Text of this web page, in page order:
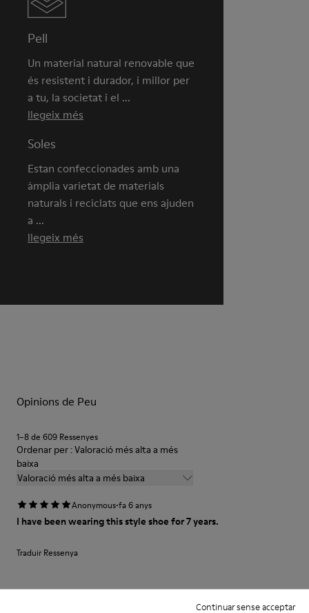
Continuar sense acceptar
Pell
Un material natural renovable que
és resistent i durador, i millor per
a tu, la societat i el ...
llegeix més
Soles
Estan confeccionades amb una
àmplia varietat de materials
naturals i reciclats que ens ajuden
a ...
llegeix més
Opinions de Peu
1–8 de 609 Ressenyes
Ordenar per : Valoració més alta a més
baixa
Valoració més alta a més baixa
Anonymous·fa 6 anys
I have been wearing this style shoe for 7 years.
Traduir Ressenya